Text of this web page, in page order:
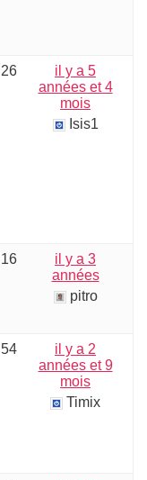
26
il y a 5
années et 4
mois
Isis1
16
il y a 3
années
pitro
54
il y a 2
années et 9
mois
Timix